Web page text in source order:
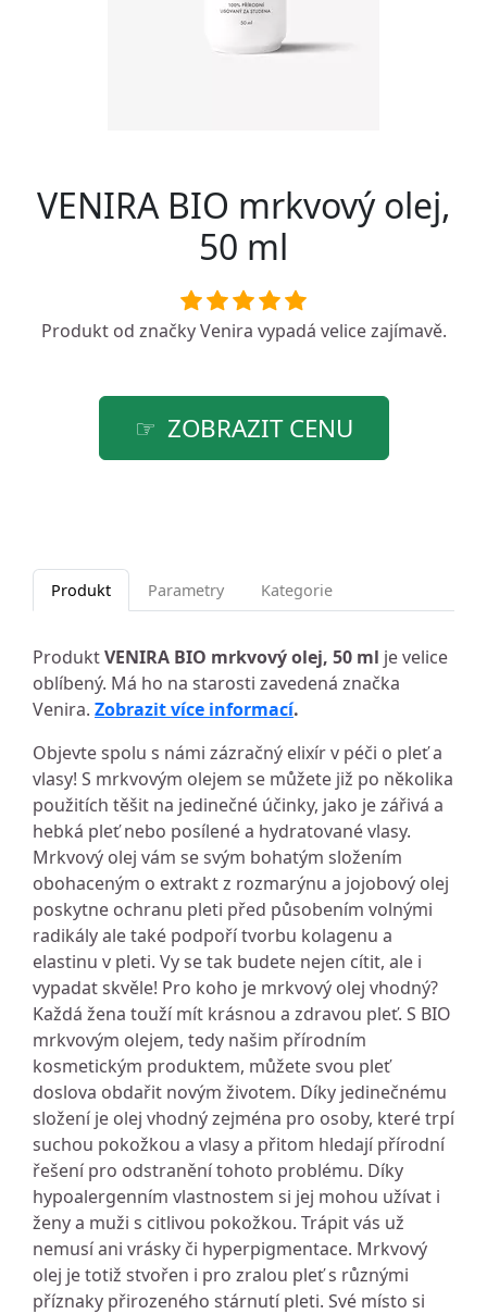
VENIRA BIO mrkvový olej,
50 ml
Produkt od značkyVenira vypadá velice zajímavě.
ZOBRAZIT CENU
Produkt Parametry Kategorie
ProduktVENIRA BIO mrkvový olej, 50 ml je velice
oblíbený. Má ho na starosti zavedená značka
Venira. Zobrazit více informací.
Objevte spolu s námi zázračný elixír v péči o pleť a
vlasy! S mrkvovým olejem se můžete již po několika
použitích těšit na jedinečné účinky, jako je zářivá a
hebká pleť nebo posílené a hydratované vlasy.
Mrkvový olej vám se svým bohatým složením
obohaceným o extrakt z rozmarýnu a jojobový olej
poskytne ochranu pleti před působením volnými
radikály ale také podpoří tvorbu kolagenu a
elastinu v pleti. Vy se tak budete nejen cítit, ale i
vypadat skvěle! Pro koho je mrkvový olej vhodný?
Každá žena touží mít krásnou a zdravou pleť. S BIO
mrkvovým olejem, tedy našim přírodním
kosmetickým produktem, můžete svou pleť
doslova obdařit novým životem. Díky jedinečnému
složení je olej vhodný zejména pro osoby, které trpí
suchou pokožkou a vlasy a přitom hledají přírodní
řešení pro odstranění tohoto problému. Díky
hypoalergenním vlastnostem si jej mohou užívat i
ženy a muži s citlivou pokožkou. Trápit vás už
nemusí ani vrásky či hyperpigmentace. Mrkvový
olej je totiž stvořen i pro zralou pleť s různými
příznaky přirozeného stárnutí pleti. Své místo si